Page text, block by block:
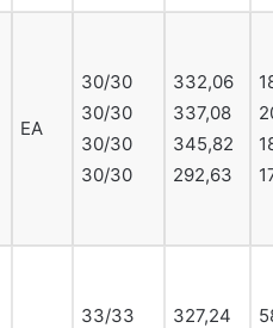
EA
30/30
30/30
30/30
30/30
332,06
337,08
345,82
292,63
33/33
327,24